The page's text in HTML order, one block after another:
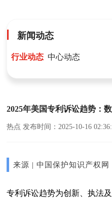
新闻动态
行业动态 中心动态
2025年美国专利诉讼趋势：
热点 发布时间：2025-10-16
来源 | 中国保护知识产权网
专利诉讼趋势为创新、执法